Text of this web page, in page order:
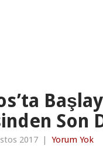
Son
2017 | Yorum Yok